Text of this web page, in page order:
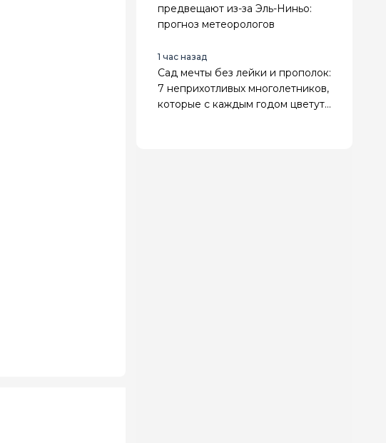
предвещают из-за Эль-Ниньо:
прогноз метеорологов
1 час назад
Сад мечты без лейки и прополок:
7 неприхотливых многолетников,
которые с каждым годом цветут